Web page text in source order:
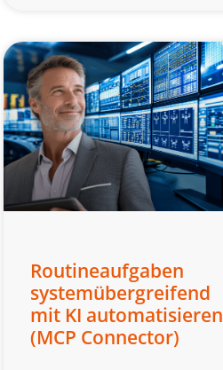
Routineaufgaben
systemübergreifend
mit KI automatisieren
(MCP Connector)